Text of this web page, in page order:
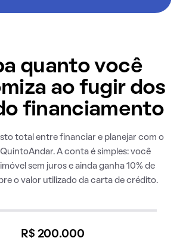
quanto você
ao fugir dos
financiamento
total entre financiar e planejar com o
A conta é simples: você
sem juros e ainda ganha 10% de
o valor utilizado da carta de crédito.
R$ 200.000